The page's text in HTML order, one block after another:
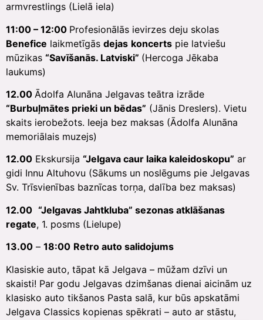
armvrestlings (Lielā iela)
11:00 – 12:00 Profesionālās ievirzes deju skolas
Benefice laikmetīgās dejas koncerts pie latviešu
mūzikas “Savīšanās. Latviski” (Hercoga Jēkaba
laukums)
12.00 Ādolfa Alunāna Jelgavas teātra izrāde
“Burbuļmātes prieki un bēdas” (Jānis Dreslers). Vietu
skaits ierobežots. Ieeja bez maksas (Ādolfa Alunāna
memoriālais muzejs)
12.00 Ekskursija “Jelgava caur laika kaleidoskopu” ar
gidi Innu Altuhovu (Sākums un noslēgums pie Jelgavas
Sv. Trīsvienības baznīcas torņa, dalība bez maksas)
12.00 “Jelgavas Jahtkluba” sezonas atklāšanas
regate, 1. posms (Lielupe)
13.00 – 18:00 Retro auto salidojums
Klasiskie auto, tāpat kā Jelgava – mūžam dzīvi un
skaisti! Par godu Jelgavas dzimšanas dienai aicinām uz
klasisko auto tikšanos Pasta salā, kur būs apskatāmi
Jelgava Classics kopienas spēkrati – auto ar stāstu,